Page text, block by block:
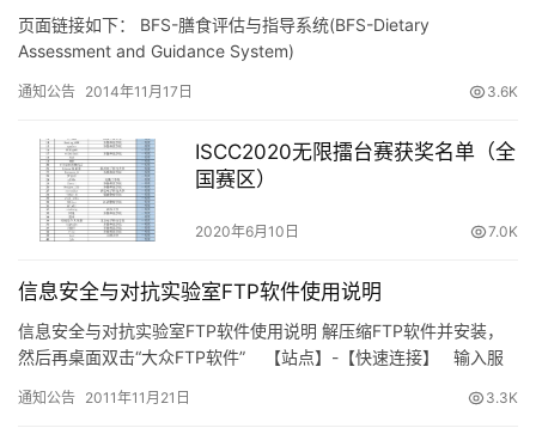
页面链接如下： BFS-膳食评估与指导系统(BFS-Dietary
Assessment and Guidance System)
通知公告 2014年11月17日 3.6K
ISCC2020无限擂台赛获奖名单（全
国赛区）
2020年6月10日 7.0K
信息安全与对抗实验室FTP软件使用说明
信息安全与对抗实验室FTP软件使用说明 解压缩FTP软件并安装，
然后再桌面双击“大众FTP软件” 【站点】-【快速连接】 输入服
通知公告 2011年11月21日 3.3K